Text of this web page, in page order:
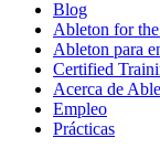
Blog
Ableton for
Ableton para
Certified
Acerca de
Empleo
Prácticas